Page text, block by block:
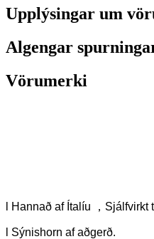
Upplýsingar um
Algengar
Vörumerki
l Hannað af Ítalíu ，Sjálfvirkt
l Sýnishorn af aðgerð.